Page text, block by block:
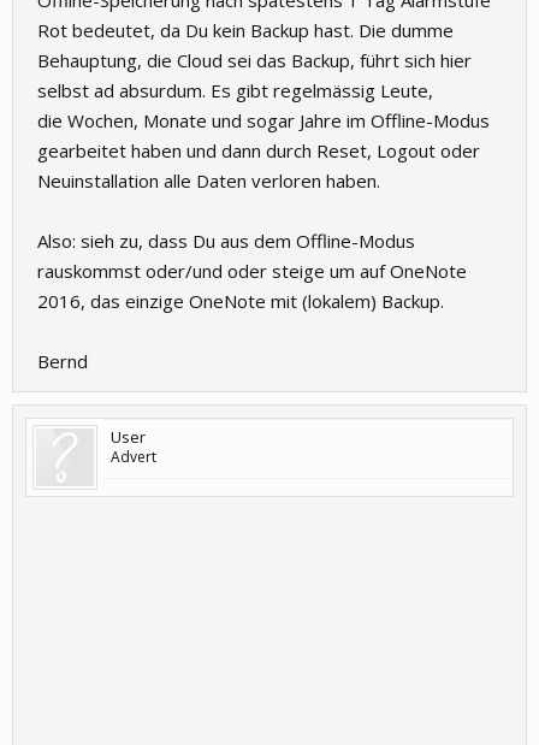
Rot bedeutet, da Du kein Backup hast. Die dumme
Behauptung, die Cloud sei das Backup, führt sich hier
selbst ad absurdum. Es gibt regelmässig Leute,
die Wochen, Monate und sogar Jahre im Offline-Modus
gearbeitet haben und dann durch Reset, Logout oder
Neuinstallation alle Daten verloren haben.
Also: sieh zu, dass Du aus dem Offline-Modus
rauskommst oder/und oder steige um auf OneNote
2016, das einzige OneNote mit (lokalem) Backup.
Bernd
User
Advert